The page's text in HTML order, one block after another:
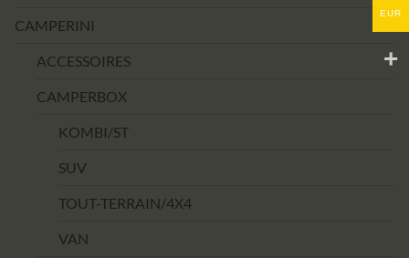
CAMPERINI
ACCESSOIRES
CAMPERBOX
KOMBI/ST
SUV
TOUT-TERRAIN/4X4
VAN
EUR